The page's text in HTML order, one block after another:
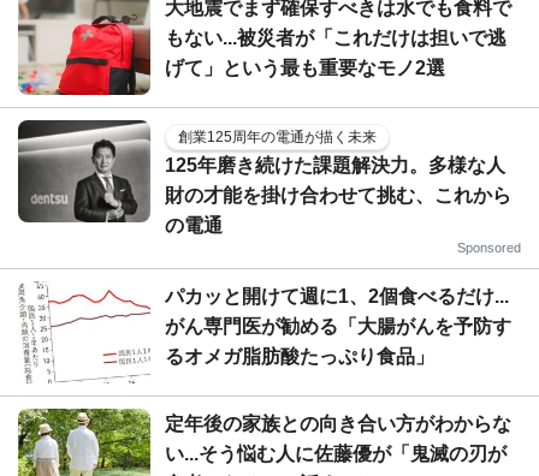
大地震でまず確保すべきは水でも食料で
もない...被災者が「これだけは担いで逃
げて」という最も重要なモノ2選
創業125周年の電通が描く未来
125年磨き続けた課題解決力。多様な人
財の才能を掛け合わせて挑む、これから
の電通
Sponsored
パカッと開けて週に1、2個食べるだけ...
がん専門医が勧める「大腸がんを予防す
るオメガ脂肪酸たっぷり食品」
定年後の家族との向き合い方がわからな
い...そう悩む人に佐藤優が「鬼滅の刃が